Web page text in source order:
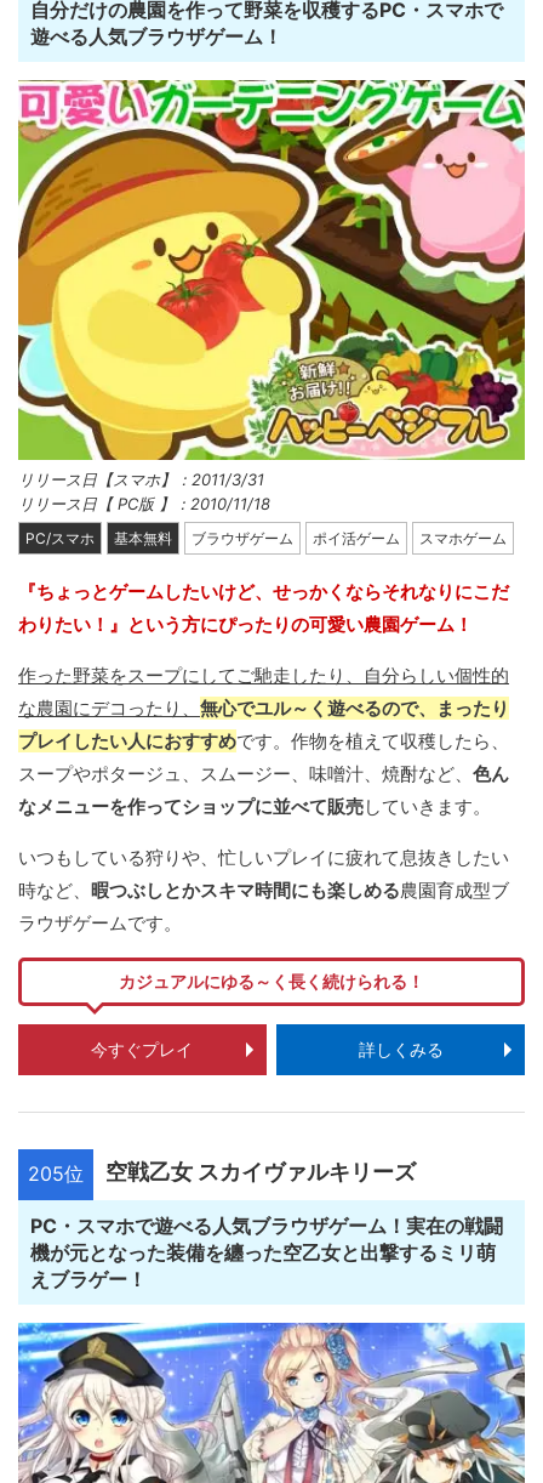
自分だけの農園を作って野菜を収穫するPC・スマホで
遊べる人気ブラウザゲーム！
リリース日【スマホ】：2011/3/31
リリース日【 PC版 】：2010/11/18
PC/スマホ 基本無料 ブラウザゲーム ポイ活ゲーム スマホゲーム
『ちょっとゲームしたいけど、せっかくならそれなりにこだ
わりたい！』という方にぴったりの可愛い農園ゲーム！
作った野菜をスープにしてご馳走したり、自分らしい個性的
な農園にデコったり、 無心でユル～く遊べるので、まったり
プレイしたい人におすすめです。作物を植えて収穫したら、
スープやポタージュ、スムージー、味噌汁、焼酎など、 色ん
なメニューを作ってショップに並べて販売していきます。
いつもしている狩りや、忙しいプレイに疲れて息抜きしたい
時など、 暇つぶしとかスキマ時間にも楽しめる農園育成型ブ
ラウザゲームです。
カジュアルにゆる～く長く続けられる！
今すぐプレイ 詳しくみる
205位 空戦乙女 スカイヴァルキリーズ
PC・スマホで遊べる人気ブラウザゲーム！実在の戦闘
機が元となった装備を纏った空乙女と出撃するミリ萌
えブラゲー！